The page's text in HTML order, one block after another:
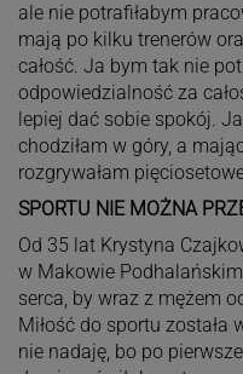
ale nie potrafiłabym
mają po kilku trenerów
całość. Ja bym tak nie
odpowiedzialność za
lepiej dać sobie spokój.
chodziłam w góry, a
rozgrywałam
SPORTU NIE MOŻNA
Od 35 lat Krystyna
w Makowie
serca, by wraz z mężem
Miłość do sportu została
nie nadaję, bo po